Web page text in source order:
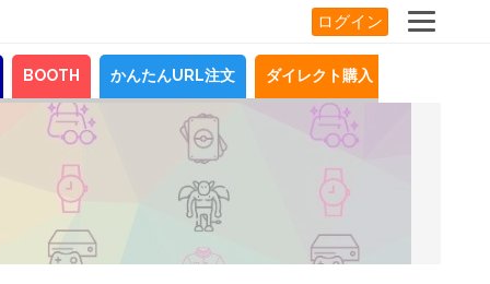
ログイン
BOOTH かんたんURL注文 ダイレクト購入